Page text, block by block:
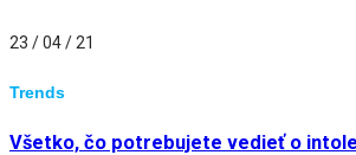
23 / 04 / 21
Trends
Všetko, čo potrebujete vedieť o